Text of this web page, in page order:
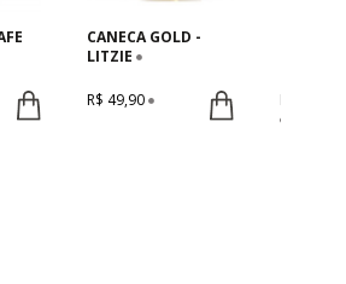
CANECA GOLD -
LITZIE
R$ 49,90 R$ 289,90